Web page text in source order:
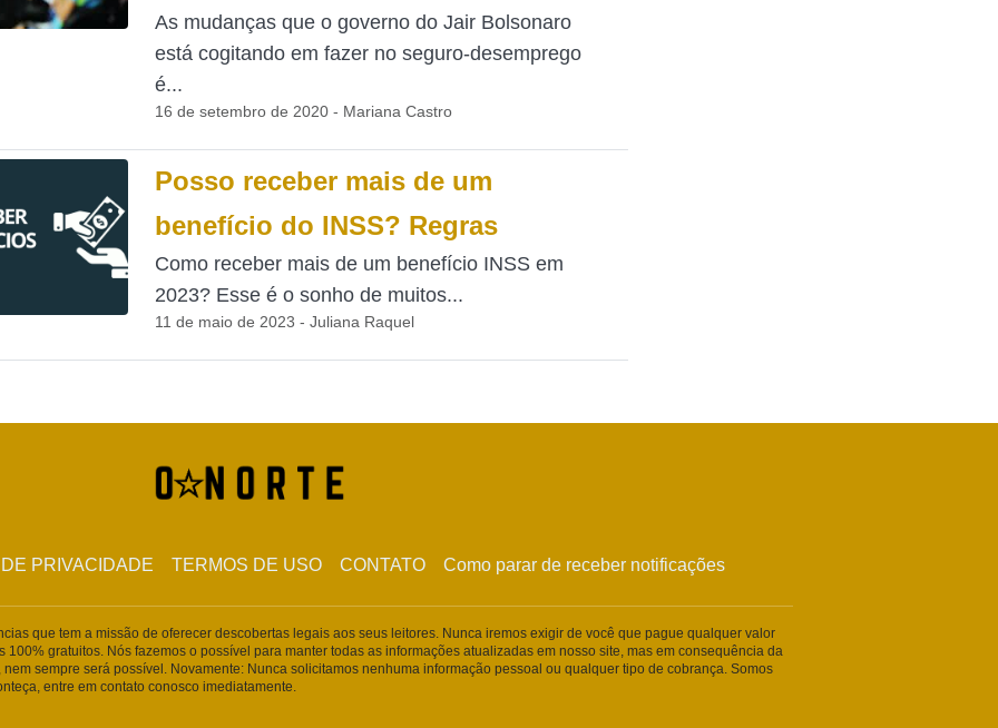
As mudanças que o governo do Jair Bolsonaro
está cogitando em fazer no seguro-desemprego
é...
16 de setembro de 2020 - Mariana Castro
Posso receber mais de um
benefício do INSS? Regras
Como receber mais de um benefício INSS em
2023? Esse é o sonho de muitos...
11 de maio de 2023 - Juliana Raquel
PRIVACIDADE TERMOS DE USO CONTATO Como parar de receber notificações
que tem a missão de oferecer descobertas legais aos seus leitores. Nunca iremos exigir de você que pague qualquer valor
gratuitos. Nós fazemos o possível para manter todas as informações atualizadas em nosso site, mas em consequência da
sempre será possível. Novamente: Nunca solicitamos nenhuma informação pessoal ou qualquer tipo de cobrança. Somos
entre em contato conosco imediatamente.